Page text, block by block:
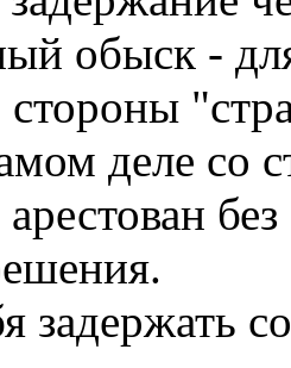
обыск -
стороны
деле со
задержать